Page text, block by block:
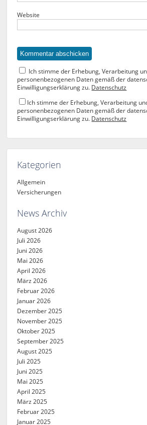
Website
Ich stimme der Erhebung, Verarbeitung
personenbezogenen Daten gemäß der
Einwilligungserklärung zu. Datenschutz
Ich stimme der Erhebung, Verarbeitung
personenbezogenen Daten gemäß der
Einwilligungserklärung zu. Datenschutz
Kategorien
Allgemein
Versicherungen
News Archiv
August 2026
Juli 2026
Juni 2026
Mai 2026
April 2026
März 2026
Februar 2026
Januar 2026
Dezember 2025
November 2025
Oktober 2025
September 2025
August 2025
Juli 2025
Juni 2025
Mai 2025
April 2025
März 2025
Februar 2025
Januar 2025